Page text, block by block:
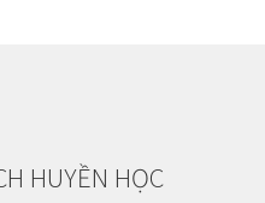
HUYỀN HỌC